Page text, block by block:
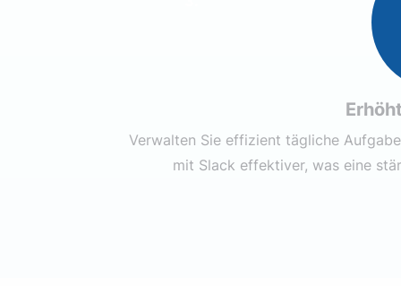
Verwalten Sie effizient tägliche
mit Slack effektiver, was eine